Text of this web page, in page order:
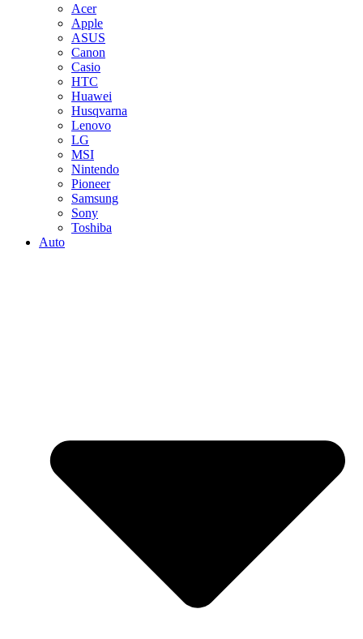
Acer
Apple
ASUS
Canon
Casio
HTC
Huawei
Husqvarna
Lenovo
LG
MSI
Nintendo
Pioneer
Samsung
Sony
Toshiba
Auto